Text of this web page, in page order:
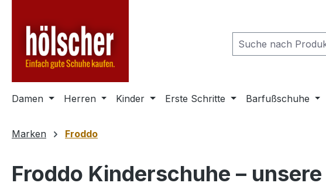
Damen Herren Kinder Erste Schritte Barfußschuhe
Marken Froddo
Froddo Kinderschuhe –